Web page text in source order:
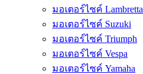
มอเตอร์ไซค์ Lambretta
มอเตอร์ไซค์ Suzuki
มอเตอร์ไซค์ Triumph
มอเตอร์ไซค์ Vespa
มอเตอร์ไซค์ Yamaha